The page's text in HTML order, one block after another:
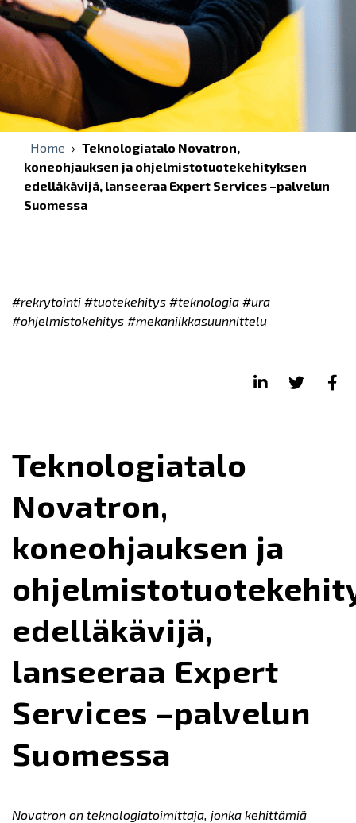
Home › Teknologiatalo Novatron,
koneohjauksen ja ohjelmistotuotekehityksen
edelläkävijä, lanseeraa Expert Services –palvelun
Suomessa
#rekrytointi #tuotekehitys #teknologia #ura
#ohjelmistokehitys #mekaniikkasuunnittelu
Teknologiatalo
Novatron,
koneohjauksen ja
edelläkävijä,
lanseeraa Expert
Services –palvelun
Suomessa
Novatron on teknologiatoimittaja, jonka kehittämiä